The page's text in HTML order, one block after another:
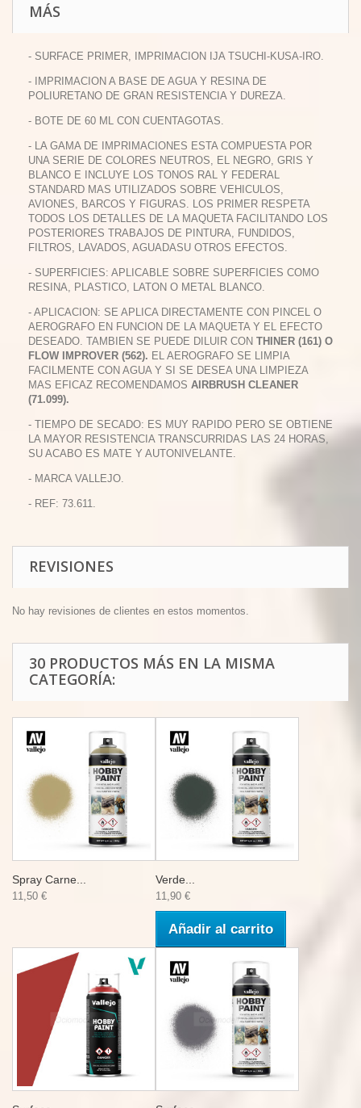
MÁS
- SURFACE PRIMER, IMPRIMACION IJA TSUCHI-KUSA-IRO.
- IMPRIMACION A BASE DE AGUA Y RESINA DE
POLIURETANO DE GRAN RESISTENCIA Y DUREZA.
- BOTE DE 60 ML CON CUENTAGOTAS.
- LA GAMA DE IMPRIMACIONES ESTA COMPUESTA POR
UNA SERIE DE COLORES NEUTROS, EL NEGRO, GRIS Y
BLANCO E INCLUYE LOS TONOS RAL Y FEDERAL
STANDARD MAS UTILIZADOS SOBRE VEHICULOS,
AVIONES, BARCOS Y FIGURAS. LOS PRIMER RESPETA
TODOS LOS DETALLES DE LA MAQUETA FACILITANDO LOS
POSTERIORES TRABAJOS DE PINTURA, FUNDIDOS,
FILTROS, LAVADOS, AGUADASU OTROS EFECTOS.
- SUPERFICIES: APLICABLE SOBRE SUPERFICIES COMO
RESINA, PLASTICO, LATON O METAL BLANCO.
- APLICACION: SE APLICA DIRECTAMENTE CON PINCEL O
AEROGRAFO EN FUNCION DE LA MAQUETA Y EL EFECTO
DESEADO. TAMBIEN SE PUEDE DILUIR CON THINER (161) O
FLOW IMPROVER (562). EL AEROGRAFO SE LIMPIA
FACILMENTE CON AGUA Y SI SE DESEA UNA LIMPIEZA
MAS EFICAZ RECOMENDAMOS AIRBRUSH CLEANER
(71.099).
- TIEMPO DE SECADO: ES MUY RAPIDO PERO SE OBTIENE
LA MAYOR RESISTENCIA TRANSCURRIDAS LAS 24 HORAS,
SU ACABO ES MATE Y AUTONIVELANTE.
- MARCA VALLEJO.
- REF: 73.611.
REVISIONES
No hay revisiones de clientes en estos momentos.
30 PRODUCTOS MÁS EN LA MISMA
CATEGORÍA:
Spray Carne...
11,50 €
Verde...
11,90 €
Añadir al carrito